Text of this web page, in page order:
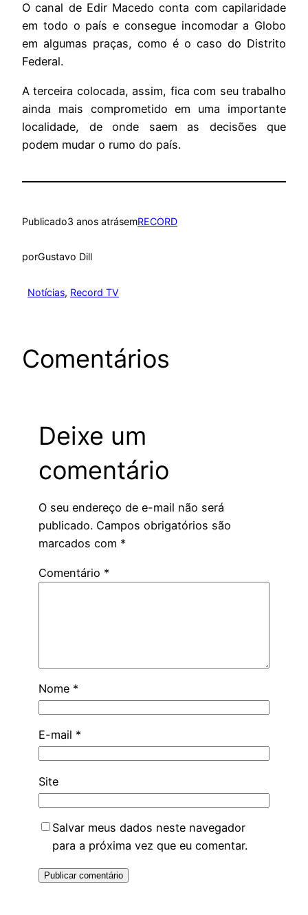
O canal de Edir Macedo conta com capilaridade
em todo o país e consegue incomodar a Globo
em algumas praças, como é o caso do Distrito
Federal.
A terceira colocada, assim, fica com seu trabalho
ainda mais comprometido em uma importante
localidade, de onde saem as decisões que
podem mudar o rumo do país.
Publicado3 anos atrásemRECORD
porGustavo Dill
Notícias, Record TV
Comentários
Deixe um
comentário
O seu endereço de e-mail não será
publicado. Campos obrigatórios são
marcados com *
Comentário *
Nome *
E-mail *
Site
Salvar meus dados neste navegador
para a próxima vez que eu comentar.